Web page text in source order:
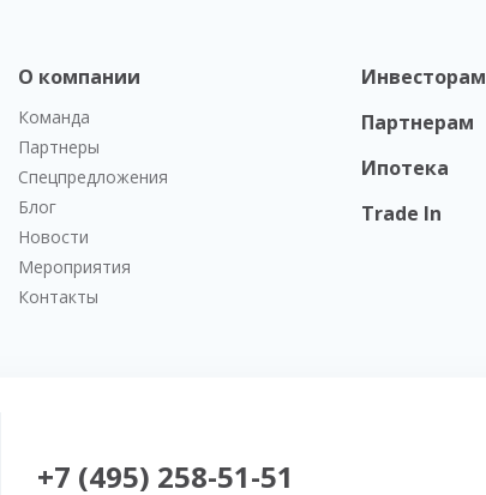
О компании
Команда
Партнеры
Спецпредложения
Блог
Новости
Мероприятия
Контакты
Инвесторам
Партнерам
Ипотека
Trade In
+7 (495) 258-51-51